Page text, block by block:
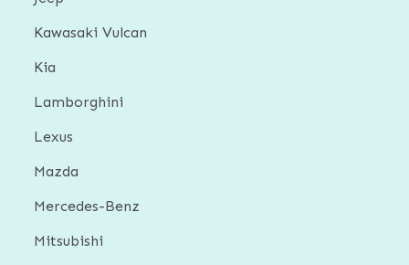
Kawasaki Vulcan
Kia
Lamborghini
Lexus
Mazda
Mercedes-Benz
Mitsubishi